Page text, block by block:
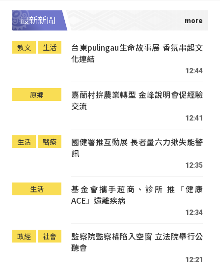
最新新聞
教文 生活
台東pulingau生命故事展 香氛串起文
化連結
12:44
原鄉
嘉蘭村拚農業轉型 金峰說明會促經驗
交流
12:41
生活 醫療
國健署推互動展 長者量六力揪失能警
訊
12:35
生活
基金會攜手超商、診所 推「健康
ACE」遠離疾病
12:34
政經 社會
監察院監察權陷入空窗 立法院舉行公
聽會
12:21